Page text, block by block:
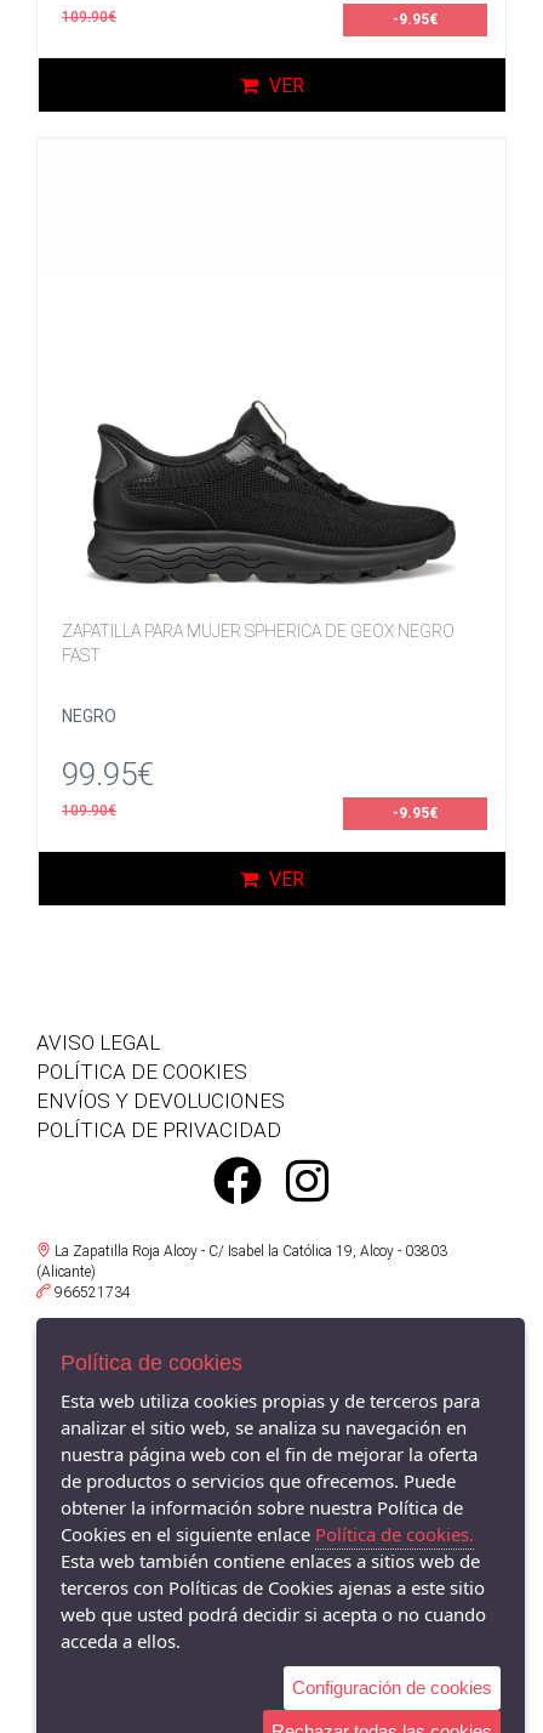
109.90€ -9.95€
VER
ZAPATILLA PARA MUJER SPHERICA DE GEOX NEGRO
FAST
NEGRO
99.95€
109.90€ -9.95€
VER
AVISO LEGAL
POLÍTICA DE COOKIES
ENVÍOS Y DEVOLUCIONES
POLÍTICA DE PRIVACIDAD
La Zapatilla Roja Alcoy - C/ Isabel la Católica 19, Alcoy - 03803
(Alicante)
966521734
Alcoy - 03803 (Alicante)
La Zapatilla Roja Cocentaina - Av/ Passeig del Comtat 63, Cocentaina -
965590962
La Zapatilla Roja El Campello - Av/ San Bartolomé 62, El Campello -
03560 (Alicante)
966055895
Política de cookies
Esta web utiliza cookies propias y de terceros para
analizar el sitio web, se analiza su navegación en
nuestra página web con el fin de mejorar la oferta
de productos o servicios que ofrecemos. Puede
obtener la información sobre nuestra Política de
Cookies en el siguiente enlace Política de cookies.
Esta web también contiene enlaces a sitios web de
terceros con Políticas de Cookies ajenas a este sitio
web que usted podrá decidir si acepta o no cuando
acceda a ellos.
Configuración de cookies